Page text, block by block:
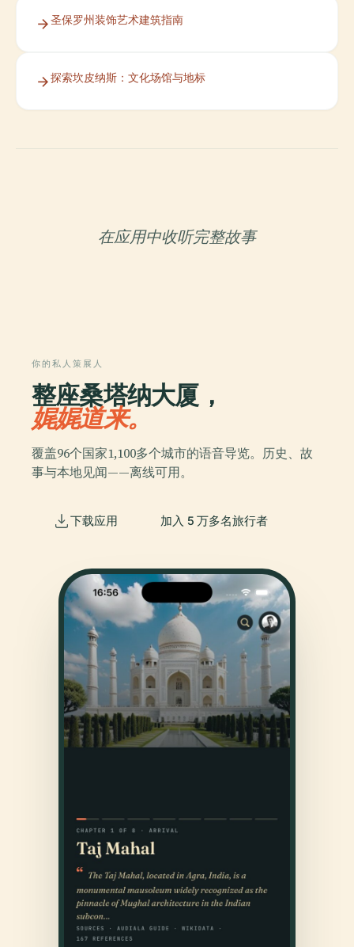
圣保罗州装饰艺术建筑指南
探索坎皮纳斯：文化场馆与地标
在应用中收听完整故事
你的私人策展人
整座桑塔纳大厦，
娓娓道来。
覆盖96个国家1,100多个城市的语音导览。历史、故
事与本地见闻——离线可用。
下载应用 加入 5 万多名旅行者